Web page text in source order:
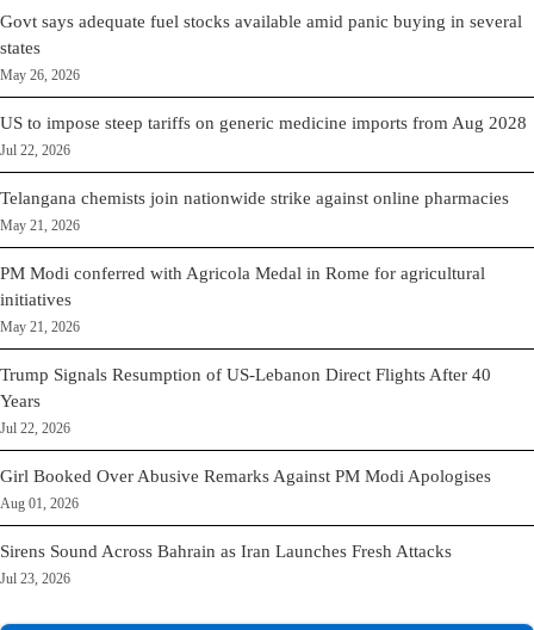
Govt says adequate fuel stocks available amid panic buying in several
states
May 26, 2026
US to impose steep tariffs on generic medicine imports from Aug 2028
Jul 22, 2026
Telangana chemists join nationwide strike against online pharmacies
May 21, 2026
PM Modi conferred with Agricola Medal in Rome for agricultural
initiatives
May 21, 2026
Trump Signals Resumption of US-Lebanon Direct Flights After 40
Years
Jul 22, 2026
Girl Booked Over Abusive Remarks Against PM Modi Apologises
Aug 01, 2026
Sirens Sound Across Bahrain as Iran Launches Fresh Attacks
Jul 23, 2026